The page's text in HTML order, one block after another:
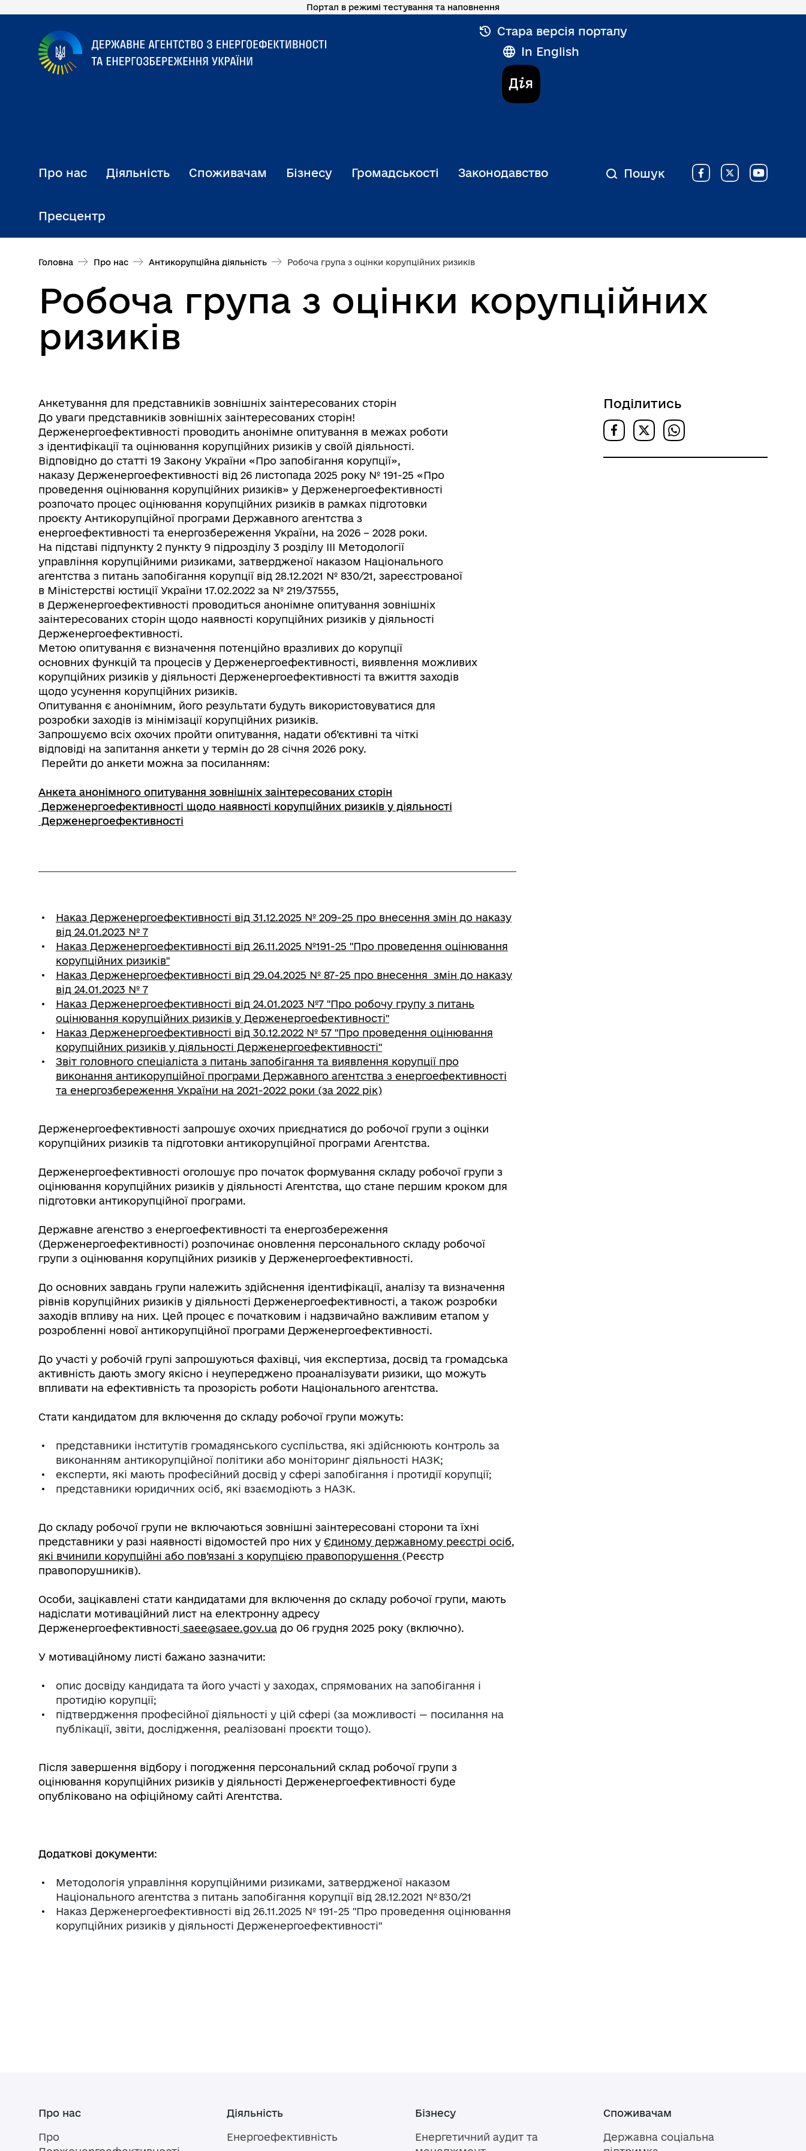
Перейти
основного
вмісту
Портал в режимі тестування та наповнення
Стара версія порталу
In English
Дія
Про нас Діяльність Споживачам Бізнесу Громадськості Законодавство
Пресцентр
Пошук
Головна Про нас Антикорупційна діяльність Робоча група з оцінки корупційних ризиків
Робоча група з оцінки корупційних
ризиків
Анкетування для представників зовнішніх заінтересованих сторін
До уваги представників зовнішніх заінтересованих сторін!
Держенергоефективності проводить анонімне опитування в межах роботи
з ідентифікації та оцінювання корупційних ризиків у своїй діяльності.
Відповідно до статті 19 Закону України «Про запобігання корупції»,
наказу Держенергоефективності від 26 листопада 2025 року № 191-25 «Про
проведення оцінювання корупційних ризиків» у Держенергоефективності
розпочато процес оцінювання корупційних ризиків в рамках підготовки
проєкту Антикорупційної програми Державного агентства з
енергоефективності та енергозбереження України, на 2026 – 2028 роки.
На підставі підпункту 2 пункту 9 підрозділу 3 розділу ІІІ Методології
управління корупційними ризиками, затвердженої наказом Національного
агентства з питань запобігання корупції від 28.12.2021 № 830/21, зареєстрованої
в Міністерстві юстиції України 17.02.2022 за № 219/37555,
в Держенергоефективності проводиться анонімне опитування зовнішніх
заінтересованих сторін щодо наявності корупційних ризиків у діяльності
Держенергоефективності.
Метою опитування є визначення потенційно вразливих до корупції
основних функцій та процесів у Держенергоефективності, виявлення можливих
корупційних ризиків у діяльності Держенергоефективності та вжиття заходів
щодо усунення корупційних ризиків.
Опитування є анонімним, його результати будуть використовуватися для
розробки заходів із мінімізації корупційних ризиків.
Запрошуємо всіх охочих пройти опитування, надати об’єктивні та чіткі
відповіді на запитання анкети у термін до 28 січня 2026 року.
Перейти до анкети можна за посиланням:
Анкета анонімного опитування зовнішніх заінтересованих сторін
Держенергоефективності щодо наявності корупційних ризиків у діяльності
Держенергоефективності
Наказ Держенергоефективності від 31.12.2025 № 209-25 про внесення змін до наказу
від 24.01.2023 № 7
Наказ Держенергоефективності від 26.11.2025 №191-25 "Про проведення оцінювання
корупційних ризиків"
Наказ Держенергоефективності від 29.04.2025 № 87-25 про внесення змін до наказу
від 24.01.2023 № 7
Наказ Держенергоефективності від 24.01.2023 №7 "Про робочу групу з питань
оцінювання корупційних ризиків у Держенергоефективності"
Наказ Держенергоефективності від 30.12.2022 № 57 "Про проведення оцінювання
корупційних ризиків у діяльності Держенергоефективності"
Звіт головного спеціаліста з питань запобігання та виявлення корупції про
виконання антикорупційної програми Державного агентства з енергоефективності
та енергозбереження України на 2021-2022 роки (за 2022 рік)
Держенергоефективності запрошує охочих приєднатися до робочої групи з оцінки
корупційних ризиків та підготовки антикорупційної програми Агентства.
Держенергоефективності оголошує про початок формування складу робочої групи з
оцінювання корупційних ризиків у діяльності Агентства, що стане першим кроком для
підготовки антикорупційної програми.
Державне агенство з енергоефективності та енергозбереження
(Держенергоефективності) розпочинає оновлення персонального складу робочої
групи з оцінювання корупційних ризиків у Держенергоефективності.
До основних завдань групи належить здійснення ідентифікації, аналізу та визначення
рівнів корупційних ризиків у діяльності Держенергоефективності, а також розробки
заходів впливу на них. Цей процес є початковим і надзвичайно важливим етапом у
розробленні нової антикорупційної програми Держенергоефективності.
До участі у робочій групі запрошуються фахівці, чия експертиза, досвід та громадська
активність дають змогу якісно і неупереджено проаналізувати ризики, що можуть
впливати на ефективність та прозорість роботи Національного агентства.
Стати кандидатом для включення до складу робочої групи можуть:
представники інститутів громадянського суспільства, які здійснюють контроль за
виконанням антикорупційної політики або моніторинг діяльності НАЗК;
експерти, які мають професійний досвід у сфері запобігання і протидії корупції;
представники юридичних осіб, які взаємодіють з НАЗК.
До складу робочої групи не включаються зовнішні заінтересовані сторони та їхні
представники у разі наявності відомостей про них у Єдиному державному реєстрі осіб,
які вчинили корупційні або пов’язані з корупцією правопорушення (Реєстр
правопорушників).
Особи, зацікавлені стати кандидатами для включення до складу робочої групи, мають
надіслати мотиваційний лист на електронну адресу
Держенергоефективності saee@saee.gov.ua до 06 грудня 2025 року (включно).
У мотиваційному листі бажано зазначити:
опис досвіду кандидата та його участі у заходах, спрямованих на запобігання і
протидію корупції;
підтвердження професійної діяльності у цій сфері (за можливості — посилання на
публікації, звіти, дослідження, реалізовані проєкти тощо).
Після завершення відбору і погодження персональний склад робочої групи з
оцінювання корупційних ризиків у діяльності Держенергоефективності буде
опубліковано на офіційному сайті Агентства.
Додаткові документи:
Методологія управління корупційними ризиками, затвердженої наказом
Національного агентства з питань запобігання корупції від 28.12.2021 № 830/21
Наказ Держенергоефективності від 26.11.2025 № 191-25 "Про проведення оцінювання
корупційних ризиків у діяльності Держенергоефективності"
Поділитись
Про нас
Про
Діяльність
Енергоефективність
Бізнесу
Енергетичний аудит та
Споживачам
Державна соціальна